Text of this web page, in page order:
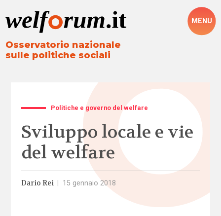
Osservatorio nazionale
sulle politiche sociali
MENU
Politiche e governo del welfare
Sviluppo locale e vie
del welfare
Dario Rei 15 gennaio 2018